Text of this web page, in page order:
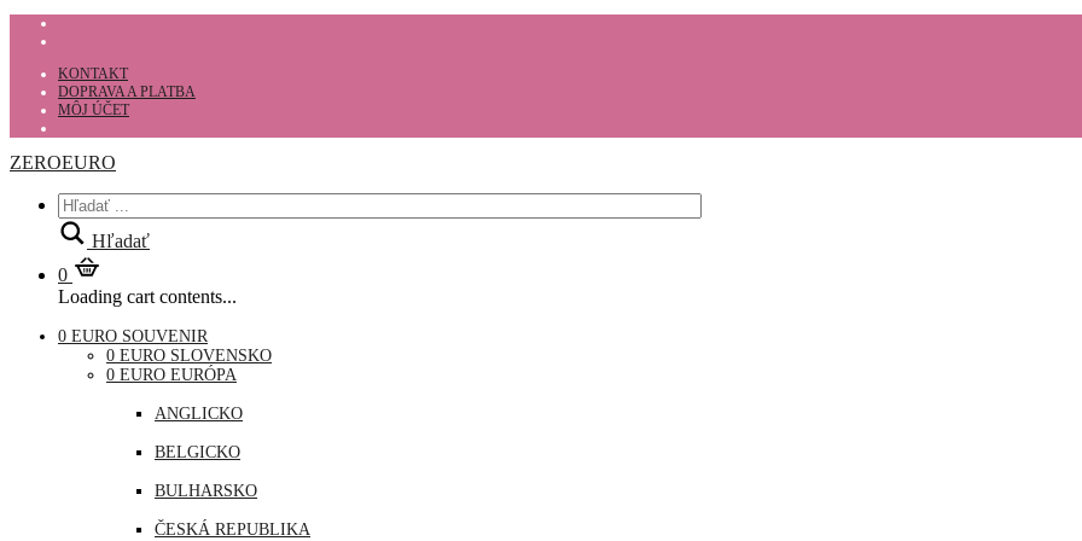
KONTAKT
DOPRAVA A PLATBA
MÔJ ÚČET
ZEROEURO
Hľadať
0
Loading cart contents...
0 EURO SOUVENIR
0 EURO SLOVENSKO
0 EURO EURÓPA
ANGLICKO
BELGICKO
BULHARSKO
ČESKÁ REPUBLIKA